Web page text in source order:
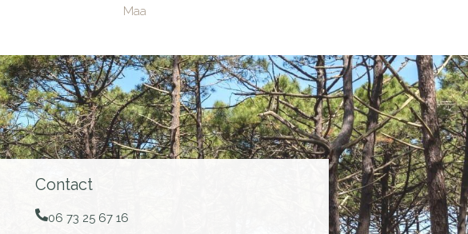
Maa
Contact
06 73 25 67 16